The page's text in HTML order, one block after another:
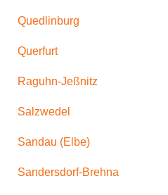
Quedlinburg
Querfurt
Raguhn-Jeßnitz
Salzwedel
Sandau (Elbe)
Sandersdorf-Brehna